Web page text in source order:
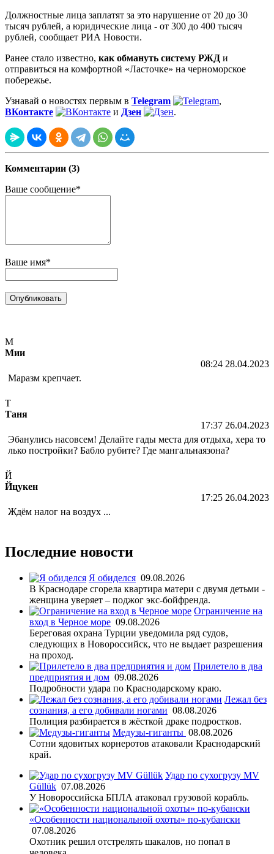
Должностные лица заплатят за это нарушение от 20 до 30
тысяч рублей, а юридические лица - от 300 до 400 тысяч
рублей, сообщает РИА Новости.
Ранее стало известно, как обмануть систему РЖД и
отправиться на комфортной «Ласточке» на черноморское
побережье.
Узнавай о новостях первым в Telegram
,
ВКонтакте
и Дзен .
Комментарии (3)
Ваше сообщение*
Ваше имя*
М
Мии
08:24 28.04.2023
Маразм крепчает.
Т
Таня
17:37 26.04.2023
Эбанулись насовсем! Делайте гады места для отдыха, хера то
лько постройки? Бабло рубите? Где мангальнаязона?
Й
Йцукен
17:25 26.04.2023
Ждём налог на воздух ...
Последние новости
Я обиделся 09.08.2026
В Краснодаре сгорела квартира матери с двумя детьми -
женщина уверяет – поджог экс-бойфренда.
Ограничение на
вход в Черное море 09.08.2026
Береговая охрана Турции уведомила ряд судов,
следующих в Новороссийск, что не выдает разрешения
на проход.
Прилетело в два
предприятия и дом 09.08.2026
Подробности удара по Краснодарскому краю.
Лежал без
сознания, а его добивали ногами 08.08.2026
Полиция разбирается в жёсткой драке подростков.
Медузы-гиганты 08.08.2026
Сотни ядовитых корнеротов атаковали Краснодарский
край.
Удар по сухогрузу MV
Güllük 07.08.2026
У Новороссийска БПЛА атаковал грузовой корабль.
«Особенности национальной охоты» по-кубански
07.08.2026
Охотник решил отстрелять шакалов, но попал в